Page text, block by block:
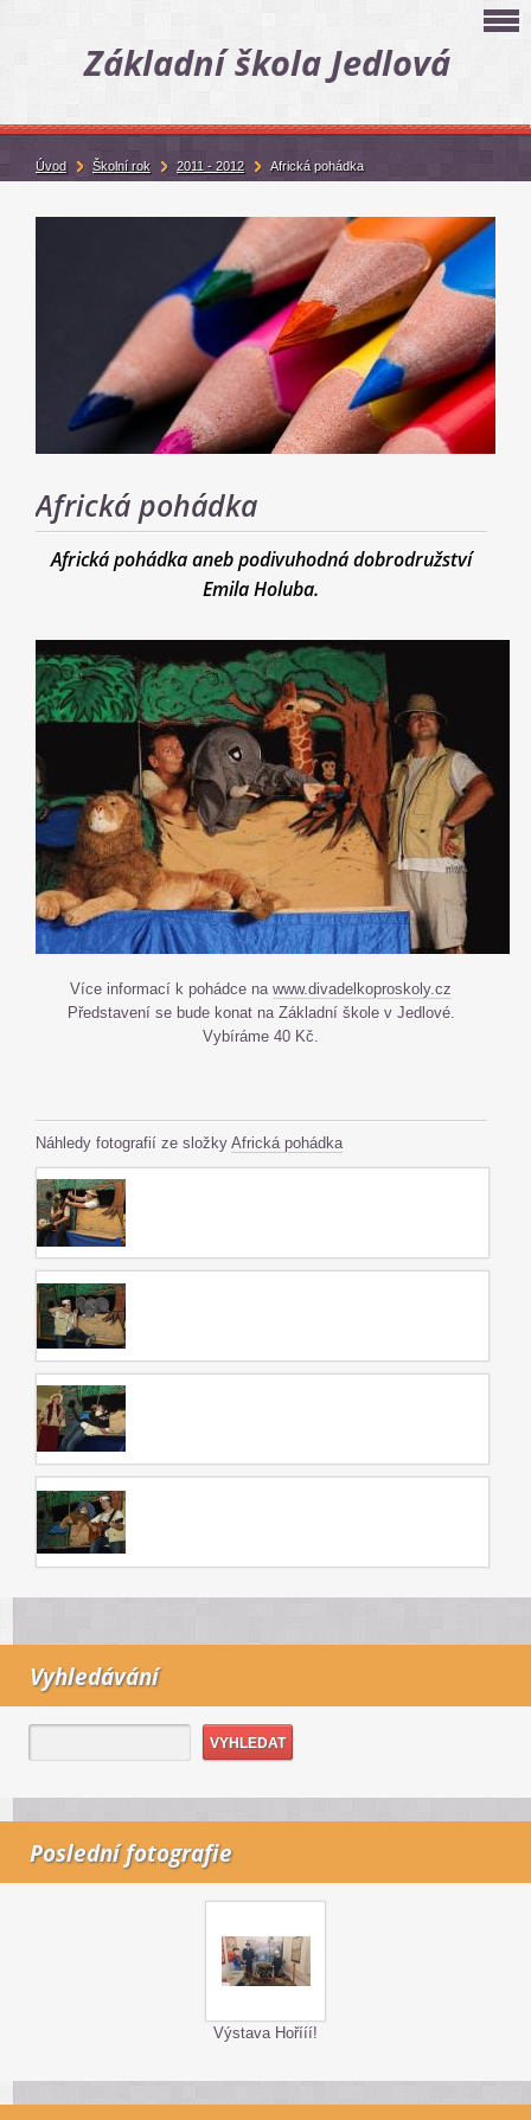
Základní škola Jedlová
Africká pohádka
Africká pohádka aneb podivuhodná dobrodružství
Emila Holuba.
Více informací k pohádce na www.divadelkoproskoly.cz
Představení se bude konat na Základní škole v Jedlové.
Vybíráme 40 Kč.
Náhledy fotografií ze složky Africká pohádka
Vyhledávání
Poslední fotografie
Výstava Hořííí!
Úvod Školní rok 2011 - 2012 Africká pohádka